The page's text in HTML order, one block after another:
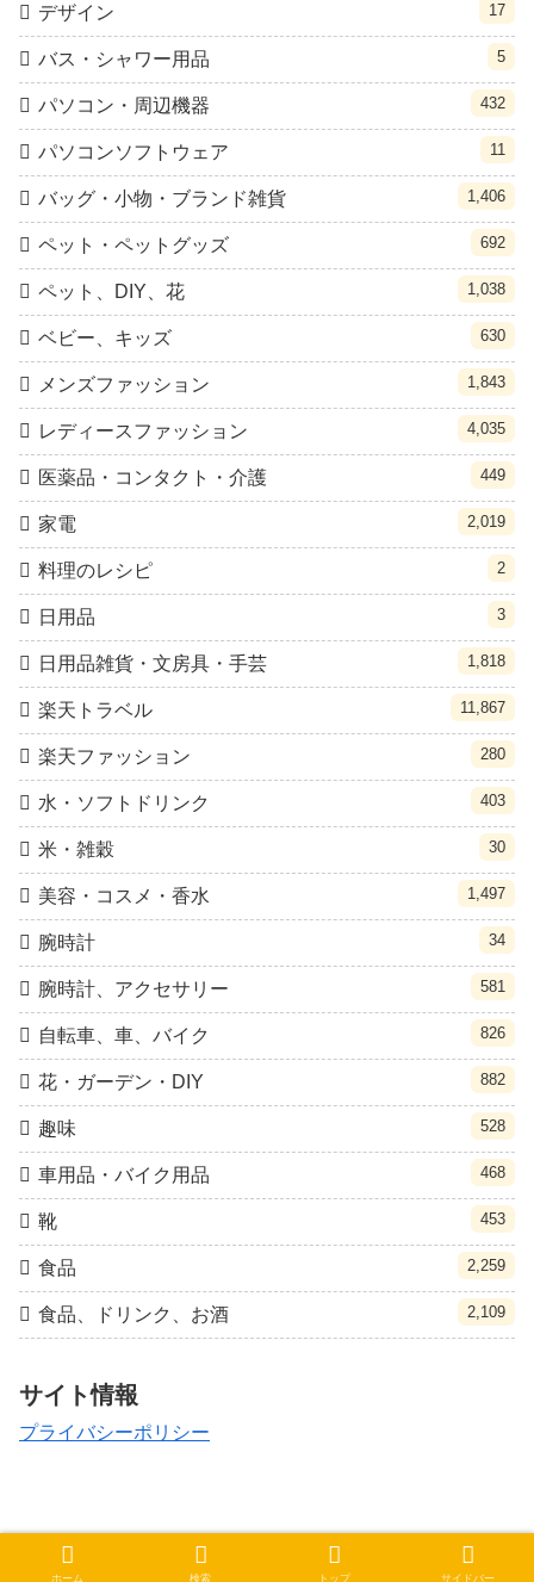
デザイン 17
バス・シャワー用品 5
パソコン・周辺機器 432
パソコンソフトウェア 11
バッグ・小物・ブランド雑貨 1,406
ペット・ペットグッズ 692
ペット、DIY、花 1,038
ベビー、キッズ 630
メンズファッション 1,843
レディースファッション 4,035
医薬品・コンタクト・介護 449
家電 2,019
料理のレシピ 2
日用品 3
日用品雑貨・文房具・手芸 1,818
楽天トラベル 11,867
楽天ファッション 280
水・ソフトドリンク 403
米・雑穀 30
美容・コスメ・香水 1,497
腕時計 34
腕時計、アクセサリー 581
自転車、車、バイク 826
花・ガーデン・DIY 882
趣味 528
車用品・バイク用品 468
靴 453
食品 2,259
食品、ドリンク、お酒 2,109
サイト情報
プライバシーポリシー
ホーム 検索 トップ サイドバー